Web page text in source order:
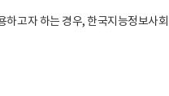
고자 하는 경우, 한국지능정보사